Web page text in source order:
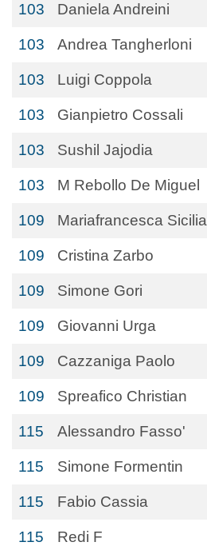
103 Daniela Andreini
103 Andrea Tangherloni
103 Luigi Coppola
103 Gianpietro Cossali
103 Sushil Jajodia
103 M Rebollo De Miguel
109 Mariafrancesca Sicilia
109 Cristina Zarbo
109 Simone Gori
109 Giovanni Urga
109 Cazzaniga Paolo
109 Spreafico Christian
115 Alessandro Fasso'
115 Simone Formentin
115 Fabio Cassia
115 Redi F